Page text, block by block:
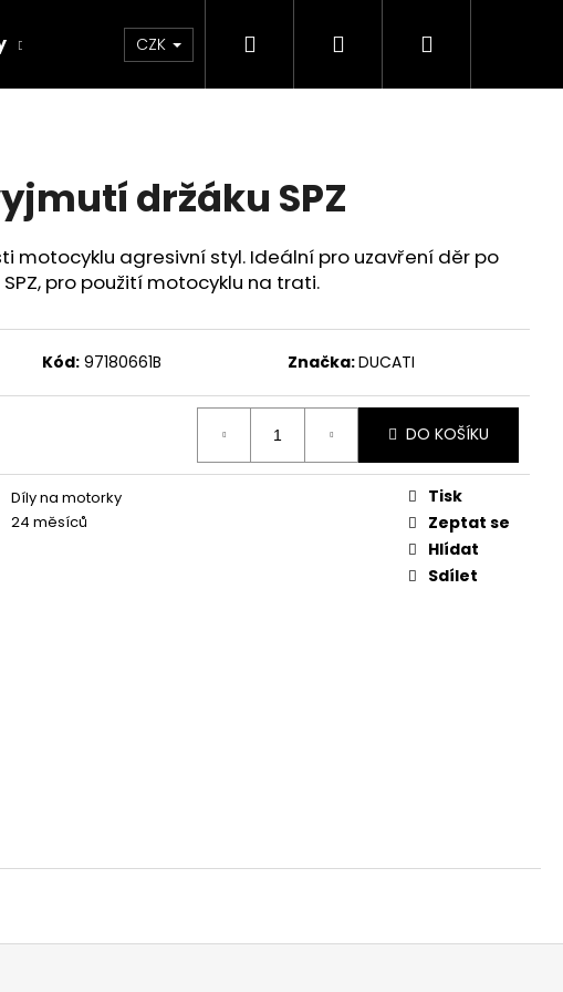
Chrániče Díly Doplňky a předměty
CZK Hledat PřihlášeníNákupní
držáku SPZ
motocyklu agresivní styl. Ideální pro uzavření děr po
pro použití motocyklu na trati.
Kód: 97180661B Značka:DUCATI
DO KOŠÍKU
Díly na motorky
24 měsíců
Tisk
Zeptat se
Hlídat
Sdílet
SPEED ČERVENO-ČERNÉ